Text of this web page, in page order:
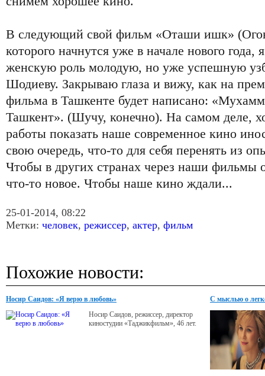
В следующий свой фильм «Оташи ишк»
которого начнутся уже в начале нового года,
женскую роль молодую, но уже успешную
Шодиеву. Закрываю глаза и вижу, как на
фильма в Ташкенте будет написано:
Ташкент». (Шучу, конечно). На самом деле,
работы показать наше современное кино
свою очередь, что-то для себя перенять из
Чтобы в других странах через наши фильмы
что-то новое. Чтобы наше кино ждали...
25-01-2014, 08:22
Метки: человек, режиссер, актер, фильм
Похожие новости:
Носир Саидов: «Я верю в любовь»
Носир Саидов, режиссер, директор
киностудии «Таджикфильм», 46 лет.
С мыслью о